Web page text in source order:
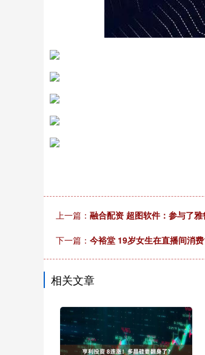
上一篇： 融合配资 超图软件：参与了
下一篇： 今裕堂 19岁女生在直播间消
相关文章
14110.12